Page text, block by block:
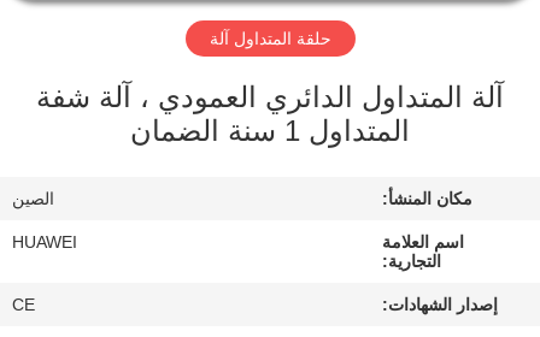
معلومات
جولة
المعمل
حلقة المتداول آلة
آلة المتداول الدائري العمودي ، آلة شفة
المتداول 1 سنة الضمان
مكان المنشأ: الصين
اسم العلامة
التجارية:
HUAWEI
إصدار الشهادات: CE